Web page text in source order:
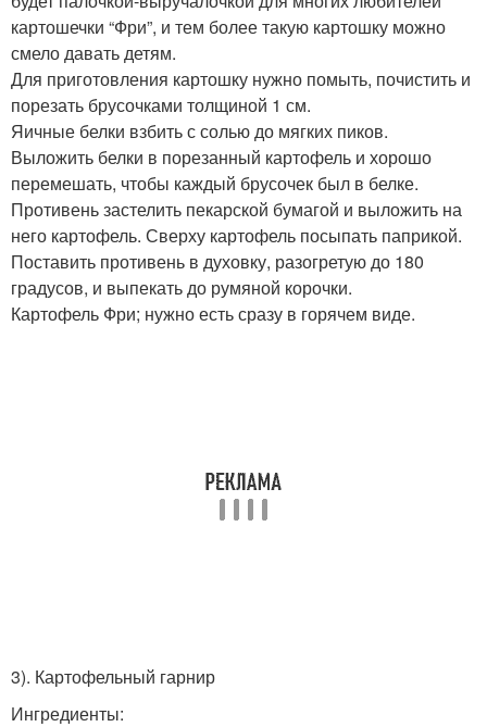
картошечки “Фри”, и тем более такую картошку можно
смело давать детям.
Для приготовления картошку нужно помыть, почистить и
порезать брусочками толщиной 1 см.
Яичные белки взбить с солью до мягких пиков.
Выложить белки в порезанный картофель и хорошо
перемешать, чтобы каждый брусочек был в белке.
Противень застелить пекарской бумагой и выложить на
него картофель. Сверху картофель посыпать паприкой.
Поставить противень в духовку, разогретую до 180
градусов, и выпекать до румяной корочки.
Картофель Фри; нужно есть сразу в горячем виде.
3). Картофельный гарнир
Ингредиенты: